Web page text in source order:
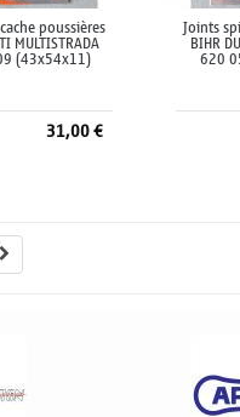
poussières
MULTISTRADA
(43x54x11)
31,00 €
Joints
BIHR
620